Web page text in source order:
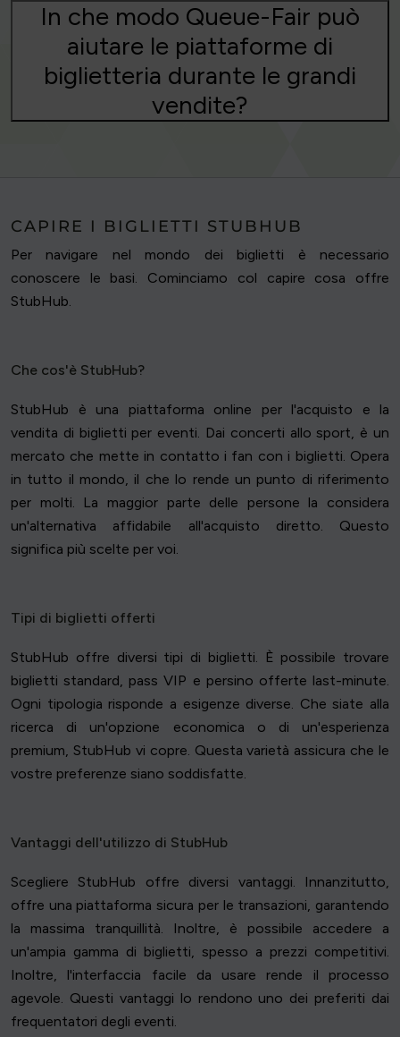
In che modo Queue-Fair può
aiutare le piattaforme di
biglietteria durante le grandi
vendite?
CAPIRE I BIGLIETTI STUBHUB
Per navigare nel mondo dei biglietti è necessario
conoscere le basi. Cominciamo col capire cosa offre
StubHub.
Che cos'è StubHub?
StubHub è una piattaforma online per l'acquisto e la
vendita di biglietti per eventi. Dai concerti allo sport, è un
mercato che mette in contatto i fan con i biglietti. Opera
in tutto il mondo, il che lo rende un punto di riferimento
per molti. La maggior parte delle persone la considera
un'alternativa affidabile all'acquisto diretto. Questo
significa più scelte per voi.
Tipi di biglietti offerti
StubHub offre diversi tipi di biglietti. È possibile trovare
biglietti standard, pass VIP e persino offerte last-minute.
Ogni tipologia risponde a esigenze diverse. Che siate alla
ricerca di un'opzione economica o di un'esperienza
premium, StubHub vi copre. Questa varietà assicura che le
vostre preferenze siano soddisfatte.
Vantaggi dell'utilizzo di StubHub
Scegliere StubHub offre diversi vantaggi. Innanzitutto,
offre una piattaforma sicura per le transazioni, garantendo
la massima tranquillità. Inoltre, è possibile accedere a
un'ampia gamma di biglietti, spesso a prezzi competitivi.
Inoltre, l'interfaccia facile da usare rende il processo
agevole. Questi vantaggi lo rendono uno dei preferiti dai
frequentatori degli eventi.